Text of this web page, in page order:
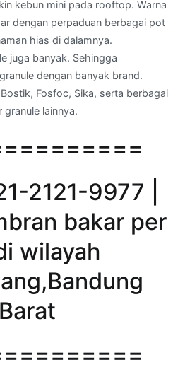
kebun mini pada rooftop. Warna
dengan perpaduan berbagai pot
hias di dalamnya.
juga banyak. Sehingga
dengan banyak brand.
Fosfoc, Sika, serta berbagai
lainnya.
2121-9977 |
bakar per
wilayah
Barat